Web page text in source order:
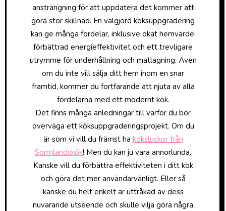
ansträngning för att uppdatera det kommer att
göra stor skillnad. En välgjord köksuppgradering
kan ge många fördelar, inklusive ökat hemvärde,
förbättrad energieffektivitet och ett trevligare
utrymme för underhållning och matlagning. Även
om du inte vill sälja ditt hem inom en snar
framtid, kommer du fortfarande att njuta av alla
fördelarna med ett modernt kök.
Det finns många anledningar till varför du bör
överväga ett köksuppgraderingsprojekt. Om du
är som vi vill du främst ha köksluckor från
Sörmlandskök! Men du kan ju vara annorlunda.
Kanske vill du förbättra effektiviteten i ditt kök
och göra det mer användarvänligt. Eller så
kanske du helt enkelt är uttråkad av dess
nuvarande utseende och skulle vilja göra några